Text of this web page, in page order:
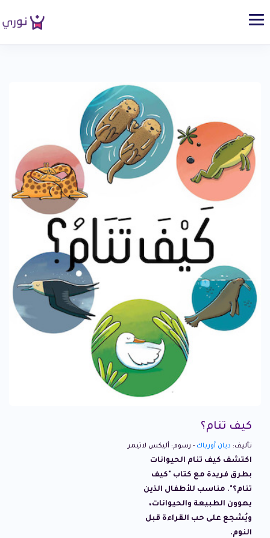
كيف تنام؟
تأليف: ديان آورباك - رسوم: أليكس لاتيمر
اكتشف كيف تنام الحيوانات
بطرق فريدة مع كتاب "كيف
تنام؟". مناسب للأطفال الذين
يهوون الطبيعة والحيوانات،
ويُشجع على حب القراءة قبل
النوم.